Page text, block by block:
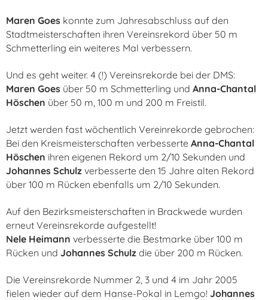
Maren Goes konnte zum Jahresabschluss auf den
Stadtmeisterschaften ihren Vereinsrekord über 50 m
Schmetterling ein weiteres Mal verbessern.
Und es geht weiter. 4 (!) Vereinsrekorde bei der DMS:
Maren Goes über 50 m Schmetterling und Anna-Chantal
Höschen über 50 m, 100 m und 200 m Freistil.
Jetzt werden fast wöchentlich Vereinrekorde gebrochen:
Bei den Kreismeisterschaften verbesserte Anna-Chantal
Höschen ihren eigenen Rekord um 2/10 Sekunden und
Johannes Schulz verbesserte den 15 Jahre alten Rekord
über 100 m Rücken ebenfalls um 2/10 Sekunden.
Auf den Bezirksmeisterschaften in Brackwede wurden
erneut Vereinsrekorde aufgestellt!
Nele Heimann verbesserte die Bestmarke über 100 m
Rücken und Johannes Schulz die über 200 m Rücken.
Die Vereinsrekorde Nummer 2, 3 und 4 im Jahr 2005
fielen wieder auf dem Hanse-Pokal in Lemgo! Johannes